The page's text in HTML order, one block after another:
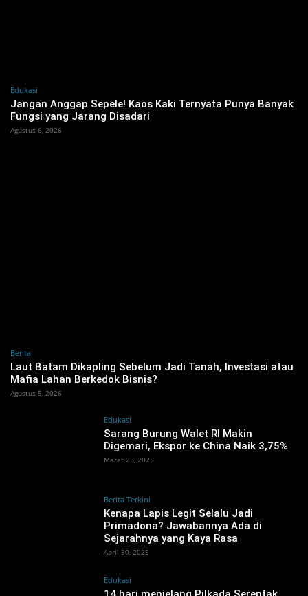
Edukasi
Jangan Anggap Sepele! Kaos Kaki Ternyata Punya Banyak
Fungsi yang Jarang Disadari
Agustus 6, 2026
Berita
‎Laut Batam Dikapling Sebelum Jadi Tanah, Investasi atau
Mafia Lahan Berkedok Bisnis?
Agustus 5, 2026
Edukasi
Sarang Burung Walet RI Makin
Digemari, Ekspor ke China Naik 3,75%
Maret 25, 2025
Berita Terkini
Kenapa Lapis Legit Selalu Jadi
Primadona? Jawabannya Ada di
Sejarahnya yang Kaya Rasa
April 30, 2025
Edukasi